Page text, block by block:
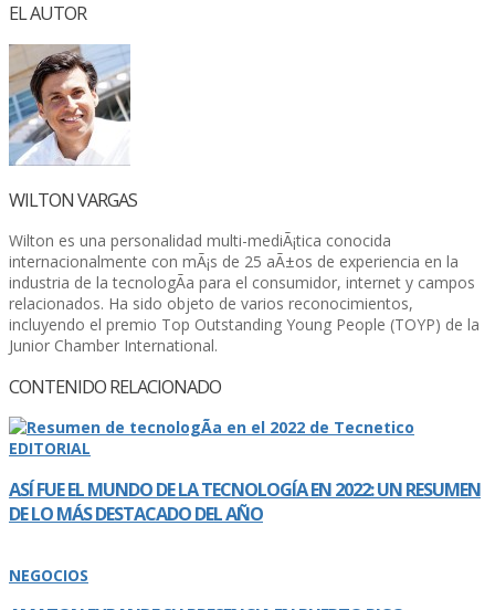
EL AUTOR
WILTON VARGAS
Wilton es una personalidad multi-mediÃ¡tica conocida
internacionalmente con mÃ¡s de 25 aÃ±os de experiencia en la
industria de la tecnologÃ­a para el consumidor, internet y campos
relacionados. Ha sido objeto de varios reconocimientos,
incluyendo el premio Top Outstanding Young People (TOYP) de la
Junior Chamber International.
CONTENIDO RELACIONADO
EDITORIAL
ASÍ­ FUE EL MUNDO DE LA TECNOLOGÍ­A EN 2022: UN RESUMEN
DE LO MÁS DESTACADO DEL AÑO
NEGOCIOS